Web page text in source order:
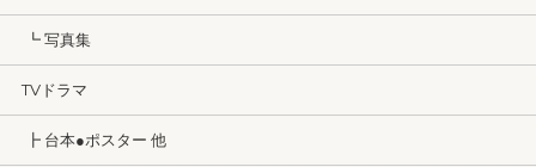
┗ 写真集
TVドラマ
┣ 台本●ポスター 他